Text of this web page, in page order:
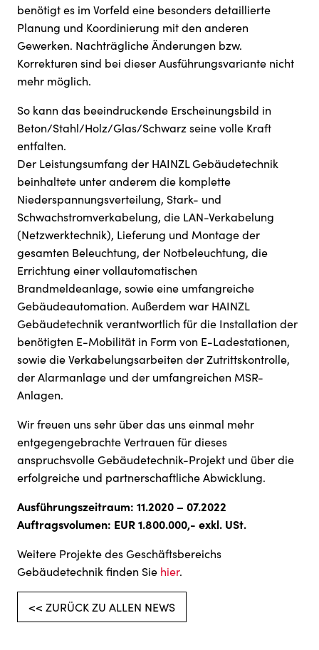
benötigt es im Vorfeld eine besonders detaillierte
Planung und Koordinierung mit den anderen
Gewerken. Nachträgliche Änderungen bzw.
Korrekturen sind bei dieser Ausführungsvariante nicht
mehr möglich.
So kann das beeindruckende Erscheinungsbild in
Beton/Stahl/Holz/Glas/Schwarz seine volle Kraft
entfalten.
Der Leistungsumfang der HAINZL Gebäudetechnik
beinhaltete unter anderem die komplette
Niederspannungsverteilung, Stark- und
Schwachstromverkabelung, die LAN-Verkabelung
(Netzwerktechnik), Lieferung und Montage der
gesamten Beleuchtung, der Notbeleuchtung, die
Errichtung einer vollautomatischen
Brandmeldeanlage, sowie eine umfangreiche
Gebäudeautomation. Außerdem war HAINZL
Gebäudetechnik verantwortlich für die Installation der
benötigten E-Mobilität in Form von E-Ladestationen,
sowie die Verkabelungsarbeiten der Zutrittskontrolle,
der Alarmanlage und der umfangreichen MSR-
Anlagen.
Wir freuen uns sehr über das uns einmal mehr
entgegengebrachte Vertrauen für dieses
anspruchsvolle Gebäudetechnik-Projekt und über die
erfolgreiche und partnerschaftliche Abwicklung.
Ausführungszeitraum: 11.2020 – 07.2022
Auftragsvolumen: EUR 1.800.000,- exkl. USt.
Weitere Projekte des Geschäftsbereichs
Gebäudetechnik finden Sie hier.
<< ZURÜCK ZU ALLEN NEWS